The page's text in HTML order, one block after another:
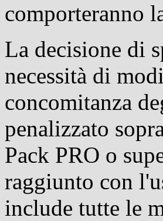
comporteranno
La decisione di
necessità di
concomitanza
penalizzato
Pack PRO o
raggiunto con
include tutte le